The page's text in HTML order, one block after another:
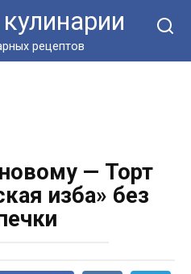
рецептов
— Торт
изба» без